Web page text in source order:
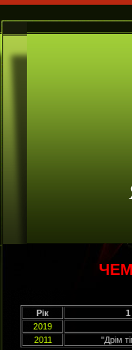
Рік
1
2019
2011
"Дрім